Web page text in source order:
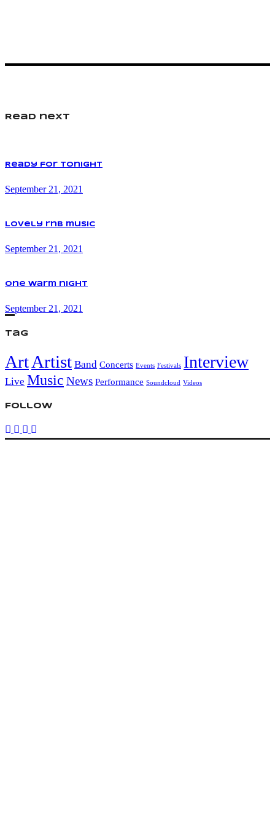
Read next
Ready for tonight
September 21, 2021
Lovely rnb music
September 21, 2021
One warm night
September 21, 2021
Tag
ArtArtist Band Concerts Events Festivals Interview
Live Music News Performance Soundcloud Videos
Follow